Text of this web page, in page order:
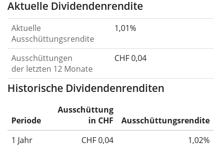
Aktuelle Dividendenrendite
Aktuelle
Ausschüttungsrendite
1,01%
Ausschüttungen
der letzten 12 Monate
CHF 0,04
Historische Dividendenrenditen
Periode
Ausschüttung
in CHF
Ausschüttungsrendite
1 Jahr
CHF 0,04
1,02%